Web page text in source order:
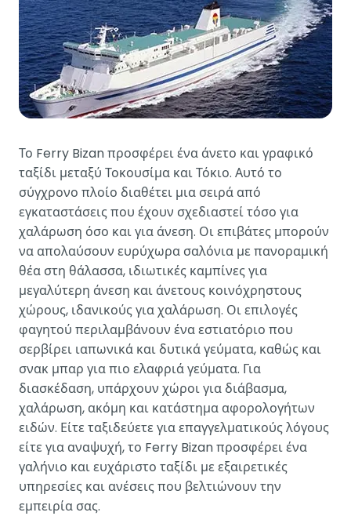
Το Ferry Bizan προσφέρει ένα άνετο και γραφικό
ταξίδι μεταξύ Τοκουσίμα και Τόκιο. Αυτό το
σύγχρονο πλοίο διαθέτει μια σειρά από
εγκαταστάσεις που έχουν σχεδιαστεί τόσο για
χαλάρωση όσο και για άνεση. Οι επιβάτες μπορούν
να απολαύσουν ευρύχωρα σαλόνια με πανοραμική
θέα στη θάλασσα, ιδιωτικές καμπίνες για
μεγαλύτερη άνεση και άνετους κοινόχρηστους
χώρους, ιδανικούς για χαλάρωση. Οι επιλογές
φαγητού περιλαμβάνουν ένα εστιατόριο που
σερβίρει ιαπωνικά και δυτικά γεύματα, καθώς και
σνακ μπαρ για πιο ελαφριά γεύματα. Για
διασκέδαση, υπάρχουν χώροι για διάβασμα,
χαλάρωση, ακόμη και κατάστημα αφορολογήτων
ειδών. Είτε ταξιδεύετε για επαγγελματικούς λόγους
είτε για αναψυχή, το Ferry Bizan προσφέρει ένα
γαλήνιο και ευχάριστο ταξίδι με εξαιρετικές
υπηρεσίες και ανέσεις που βελτιώνουν την
εμπειρία σας.